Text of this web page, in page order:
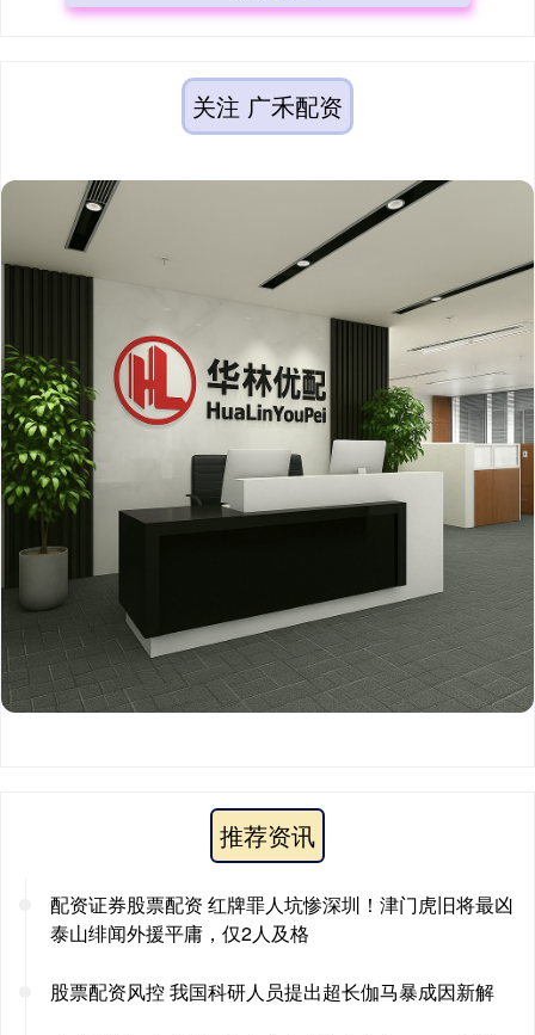
关注 广禾配资
推荐资讯
配资证券股票配资 红牌罪人坑惨深圳！津门虎旧将最凶
泰山绯闻外援平庸，仅2人及格
股票配资风控 我国科研人员提出超长伽马暴成因新解